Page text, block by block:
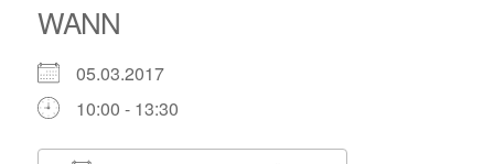
WANN
05.03.2017
10:00 - 13:30